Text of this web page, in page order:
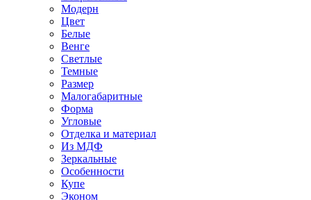
Модерн
Цвет
Белые
Венге
Светлые
Темные
Размер
Малогабаритные
Форма
Угловые
Отделка и материал
Из МДФ
Зеркальные
Особенности
Купе
Эконом